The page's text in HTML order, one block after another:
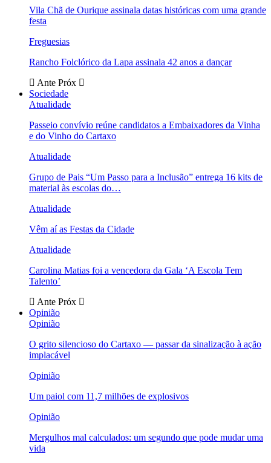
Vila Chã de Ourique assinala datas históricas com uma grande
festa
Freguesias
Rancho Folclórico da Lapa assinala 42 anos a dançar
Ante Próx
Sociedade
Atualidade
Passeio convívio reúne candidatos a Embaixadores da Vinha
e do Vinho do Cartaxo
Atualidade
Grupo de Pais “Um Passo para a Inclusão” entrega 16 kits de
material às escolas do…
Atualidade
Vêm aí as Festas da Cidade
Atualidade
Carolina Matias foi a vencedora da Gala ‘A Escola Tem
Talento’
Ante Próx
Opinião
Opinião
O grito silencioso do Cartaxo — passar da sinalização à ação
implacável
Opinião
Um paiol com 11,7 milhões de explosivos
Opinião
Mergulhos mal calculados: um segundo que pode mudar uma
vida